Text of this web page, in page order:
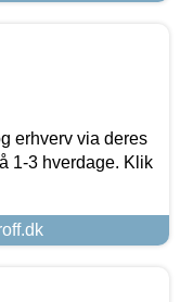
erhverv via deres
1-3 hverdage. Klik